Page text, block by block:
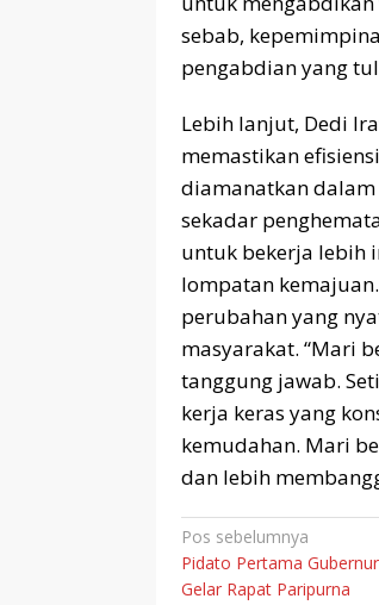
sebab,
pengabdian yang
Lebih lanjut, Dedi
memastikan
diamanatkan dalam
sekadar
untuk bekerja lebih
lompatan
perubahan yang
masyarakat. “Mari
tanggung jawab.
kerja keras yang
kemudahan. Mari
dan lebih
Navigasi
pos
Pos sebelumnya
Pidato Pertama
Gelar Rapat Paripurna